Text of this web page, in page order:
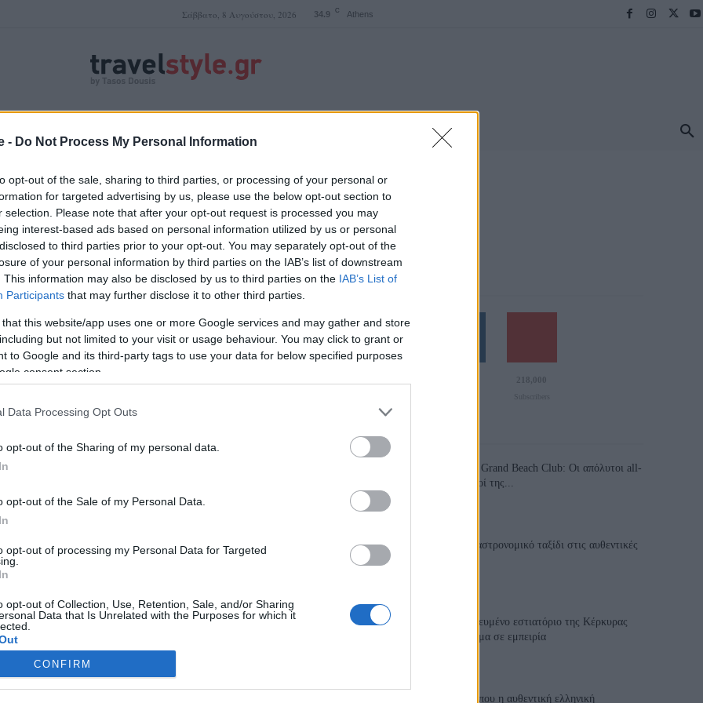
- Do Not Process My Personal Information
opt-out of the sale, sharing to third parties, or processing of your personal or
for targeted advertising by us, please use the below opt-out section to
selection. Please note that after your opt-out request is processed you may
interest-based ads based on personal information utilized by us or personal
to third parties prior to your opt-out. You may separately opt-out of the
of your personal information by third parties on the IAB’s list of downstream
This information may also be disclosed by us to third parties on the IAB’s List of
Participants that may further disclose it to other third parties.
that this website/app uses one or more Google services and may gather and store
but not limited to your visit or usage behaviour. You may click to grant or
to Google and its third-party tags to use your data for below specified purposes
consent section.
Data Processing Opt Outs
opt-out of the Sharing of my personal data.
opt-out of the Sale of my Personal Data.
opt-out of processing my Personal Data for Targeted
opt-out of Collection, Use, Retention, Sale, and/or Sharing
Data that Is Unrelated with the Purposes for which it
CONFIRM
Σάββατο, 8 Αυγούστου, 2026 34.9 C Athens
κορωνοϊός
Travel News
τους ανεμβολίαστους πολίτες
εμβολιασμένοι έναντι της Covid-19 θα...
Follow us
218,000
Grand Asia Restaurant & Grand Beach Club: Οι απόλυτοι all-
day και dining προορισμοί της...
6 Αυγούστου 2026, 11:05
Tsapis Restaurant: Ένα γαστρονομικό ταξίδι στις αυθεντικές
γεύσεις της Σίφνου!
Toula’s Seaside: Το βραβευμένο εστιατόριο της Κέρκυρας
που μετατρέπει κάθε γεύμα σε εμπειρία
Cavos Restaurant: Εκεί όπου η αυθεντική ελληνική